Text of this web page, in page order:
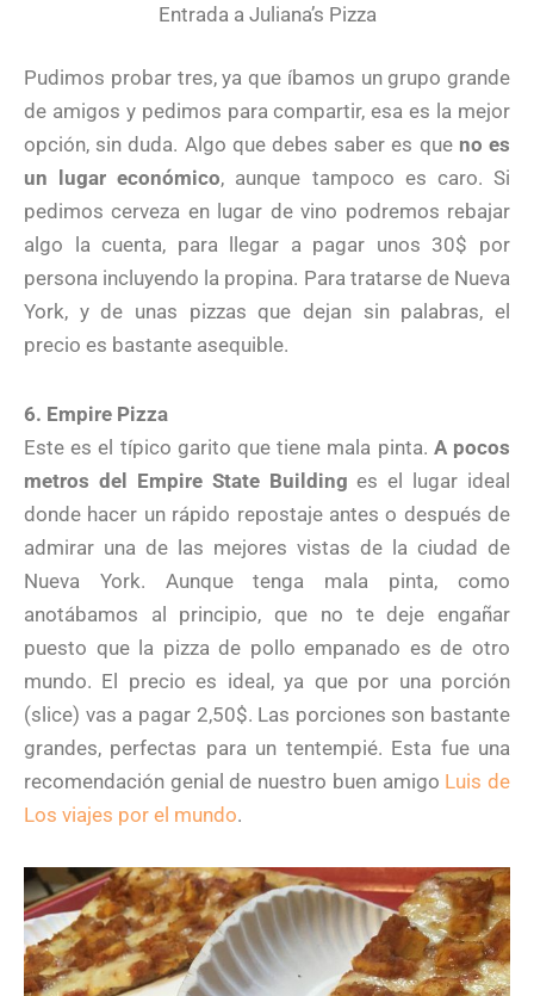
Entrada a Juliana’s Pizza
Pudimos probar tres, ya que íbamos un grupo grande
de amigos y pedimos para compartir, esa es la mejor
opción, sin duda. Algo que debes saber es que no es
un lugar económico, aunque tampoco es caro. Si
pedimos cerveza en lugar de vino podremos rebajar
algo la cuenta, para llegar a pagar unos 30$ por
persona incluyendo la propina. Para tratarse de Nueva
York, y de unas pizzas que dejan sin palabras, el
precio es bastante asequible.
6. Empire Pizza
Este es el típico garito que tiene mala pinta. A pocos
metros del Empire State Building es el lugar ideal
donde hacer un rápido repostaje antes o después de
admirar una de las mejores vistas de la ciudad de
Nueva York. Aunque tenga mala pinta, como
anotábamos al principio, que no te deje engañar
puesto que la pizza de pollo empanado es de otro
mundo. El precio es ideal, ya que por una porción
(slice) vas a pagar 2,50$. Las porciones son bastante
grandes, perfectas para un tentempié. Esta fue una
recomendación genial de nuestro buen amigo Luis de
Los viajes por el mundo.